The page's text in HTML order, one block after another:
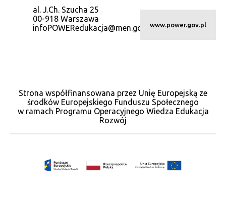
al. J.Ch. Szucha 25
00-918 Warszawa
infoPOWERedukacja@men.gov.plwww.power.gov.pl
Strona współfinansowana przez Unię Europejską ze
środków Europejskiego Funduszu Społecznego
w ramach Programu Operacyjnego Wiedza Edukacja
Rozwój